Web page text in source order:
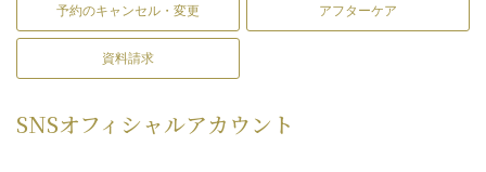
予約のキャンセル・変更 アフターケア
資料請求
SNSオフィシャルアカウント